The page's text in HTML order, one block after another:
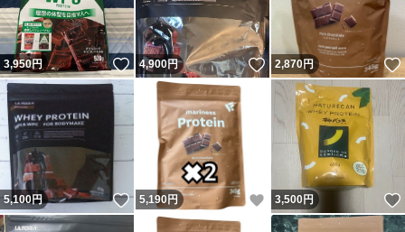
3,950円 いいね！
4,900円 いいね！
2,870円
5,100円 いいね！
5,190円 いいね！
3,500円